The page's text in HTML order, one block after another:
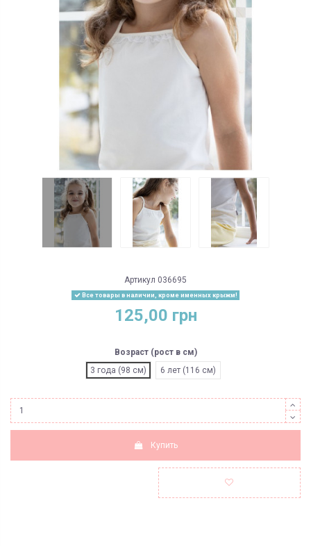
Артикул 036695
Все товары в наличии, кроме именных крыжм!
125,00 грн
Возраст (рост в см)
3 года (98 см)
6 лет (116 см)
Купить